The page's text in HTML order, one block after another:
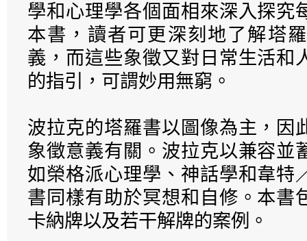
學和心理學各個面相來深入探究
本書，讀者可更深刻地了解塔
義，而這些象徵又對日常生活和
的指引，可謂妙用無窮。
波拉克的塔羅書以圖像為主，因
象徵意義有關。波拉克以兼容並
如榮格派心理學、神話學和韋特
書同樣有助於冥想和自修。本書
卡納牌以及若干解牌的案例。